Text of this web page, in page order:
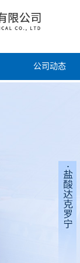
公司动态